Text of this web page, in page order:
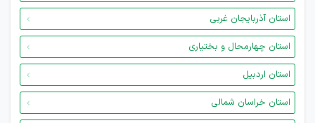
استان آذربایجان غربی
استان چهارمحال و بختیاری
استان اردبیل
استان خراسان شمالی